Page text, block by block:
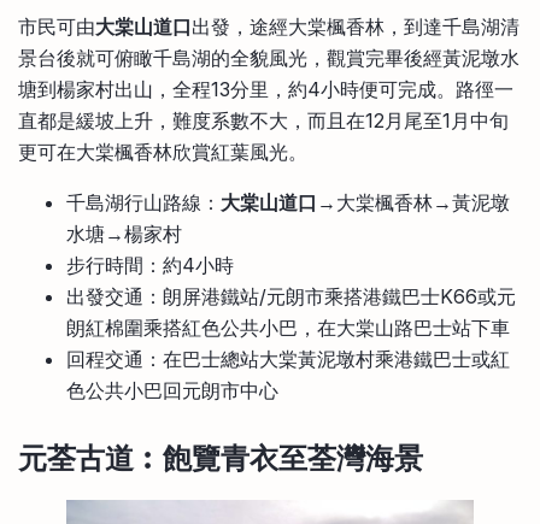
市民可由大棠山道口出發，途經大棠楓香林，到達千島湖清
景台後就可俯瞰千島湖的全貌風光，觀賞完畢後經黃泥墩水
塘到楊家村出山，全程13分里，約4小時便可完成。路徑一
直都是緩坡上升，難度系數不大，而且在12月尾至1月中旬
更可在大棠楓香林欣賞紅葉風光。
千島湖行山路線： 大棠山道口 →大棠楓香林→黃泥墩
水塘→楊家村
步行時間：約4小時
出發交通：朗屏港鐵站/元朗市乘搭港鐵巴士K66或元
朗紅棉圍乘搭紅色公共小巴，在大棠山路巴士站下車
回程交通：在巴士總站大棠黃泥墩村乘港鐵巴士或紅
色公共小巴回元朗市中心
元荃古道︰飽覽青衣至荃灣海景